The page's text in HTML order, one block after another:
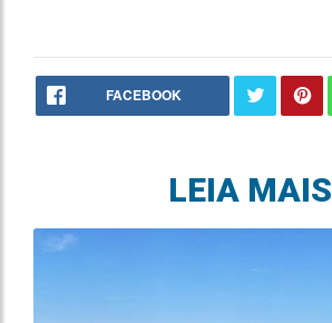
FACEBOOK
LEIA MAIS